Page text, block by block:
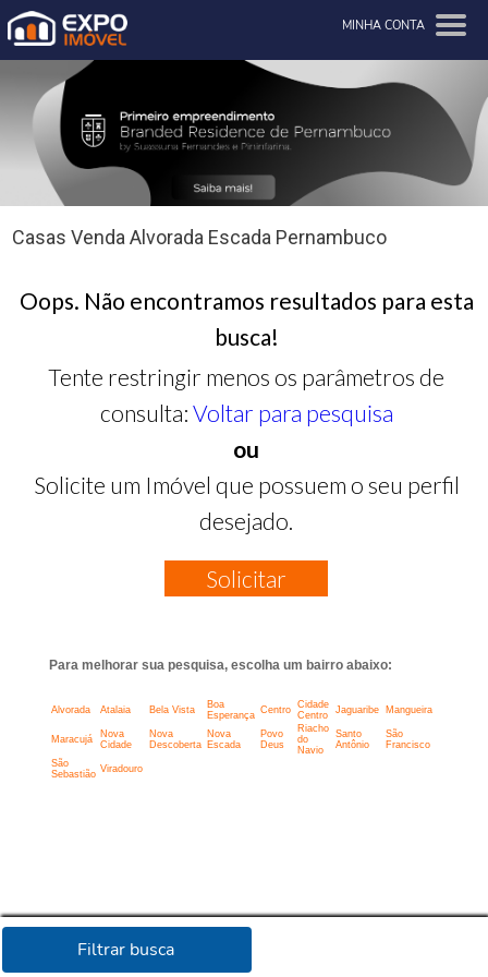
MINHA CONTA
Filtrar busca
Casas Venda Alvorada Escada Pernambuco
Oops. Não encontramos resultados para esta
busca!
Tente restringir menos os parâmetros de
consulta: Voltar para pesquisa
ou
Solicite um Imóvel que possuem o seu perfil
desejado.
Solicitar
Para melhorar sua pesquisa, escolha um bairro abaixo:
Alvorada Atalaia Bela Vista
Boa
Esperança Centro
Cidade
Centro
Jaguaribe Mangueira
Maracujá
Nova
Cidade
Nova
Descoberta
Nova
Escada
Povo
Deus
Riacho
do
Navio
Santo
Antônio
São
Francisco
São
Sebastião Viradouro